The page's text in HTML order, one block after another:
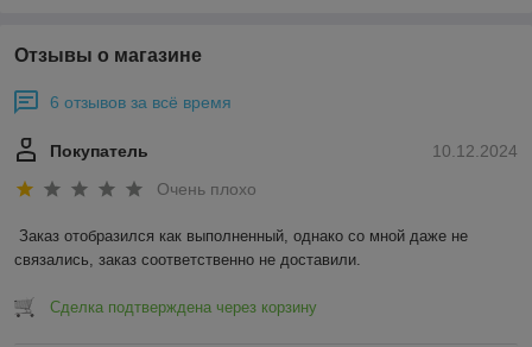
Отзывы о магазине
6 отзывов за всё время
10.12.2024
Покупатель
Очень плохо
Заказ отобразился как выполненный, однако со мной даже не
связались, заказ соответственно не доставили.
Сделка подтверждена через корзину